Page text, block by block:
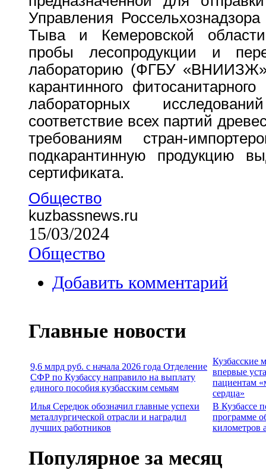
Управления
Тыва и Кемеровской
пробы лесопродукции и
лабораторию (ФГБУ
карантинного
лабораторных
соответствие всех партий
требованиям стран-
подкарантинную продукцию
сертификата.
Общество
kuzbassnews.ru
15/03/2024
Общество
Добавить комментарий
Главные новости
9,6 млрд руб. с начала 2026 года Отделение
СФР по Кузбассу направило на выплату
единого пособия кузбасским семьям
Кузбасские
впервые
пациентам
сердца»
Илья Середюк обозначил главные успехи
металлургической отрасли и наградил
лучших работников
В Кузбассе
программе
километров
Популярное за месяц